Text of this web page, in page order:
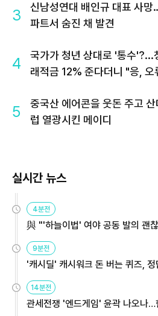
3
신남성연대 배인규 대표 사망
파트서 숨진 채 발견
4
국가가 청년 상대로 '통수'?...
래적금 12% 준다더니 "응, 오
5
중국산 에어콘을 웃돈 주고
럽 열광시킨 메이디
실시간 뉴스
4분전
與 "'하늘이법' 여야 공동 발의 괜
9분전
'캐시딜' 캐시워크 돈 버는 퀴즈, 정
14분전
관세전쟁 '엔드게임' 윤곽 나오나